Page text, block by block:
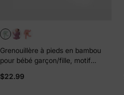
Grenouillère à pieds en bambou
pour bébé garçon/fille, motif
double sens, verte
$22.99